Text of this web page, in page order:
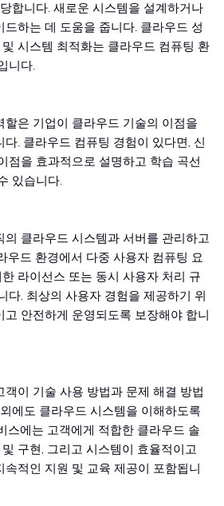
합니다. 새로운 시스템을 설계하거나
하는 데 도움을 줍니다. 클라우드 성
시스템 최적화는 클라우드 컴퓨팅 환
니다.
할은 기업이 클라우드 기술의 이점을
. 클라우드 컴퓨팅 경험이 있다면, 신
점을 효과적으로 설명하고 학습 곡선
있습니다.
의 클라우드 시스템과 서버를 관리하고
우드 환경에서 다중 사용자 컴퓨팅 요
라이선스 또는 동시 사용자 처리 규
다. 최상의 사용자 경험을 제공하기 위
안전하게 운영되도록 보장해야 합니
객이 기술 사용 방법과 문제 해결 방법
에도 클라우드 시스템을 이해하도록
스에는 고객에게 적합한 클라우드 솔
구현, 그리고 시스템이 효율적이고
속적인 지원 및 교육 제공이 포함됩니